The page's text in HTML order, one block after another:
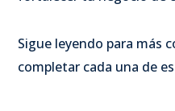
Sigue leyendo para más
completar cada una de